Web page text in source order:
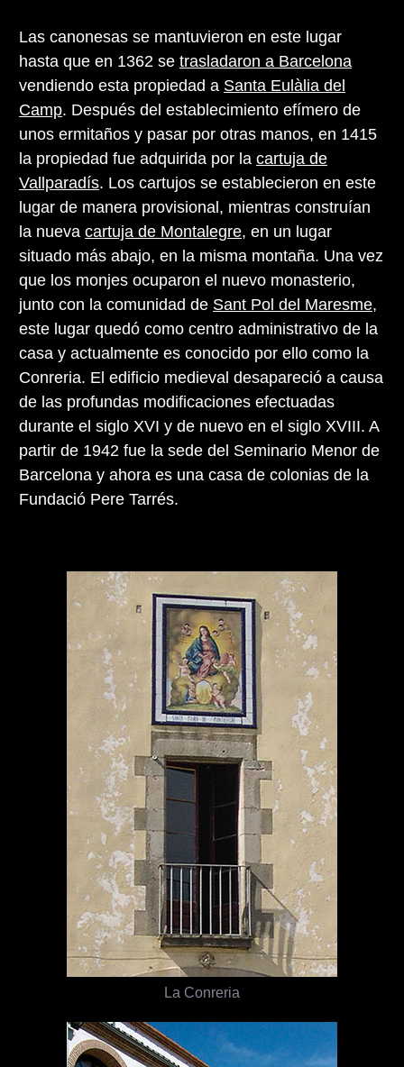
Las canonesas se mantuvieron en este lugar
hasta que en 1362 se trasladaron a Barcelona
vendiendo esta propiedad a Santa Eulàlia del
Camp. Después del establecimiento efímero de
unos ermitaños y pasar por otras manos, en 1415
la propiedad fue adquirida por la cartuja de
Vallparadís. Los cartujos se establecieron en este
lugar de manera provisional, mientras construían
la nueva cartuja de Montalegre, en un lugar
situado más abajo, en la misma montaña. Una vez
que los monjes ocuparon el nuevo monasterio,
junto con la comunidad de Sant Pol del Maresme,
este lugar quedó como centro administrativo de la
casa y actualmente es conocido por ello como la
Conreria. El edificio medieval desapareció a causa
de las profundas modificaciones efectuadas
durante el siglo XVI y de nuevo en el siglo XVIII. A
partir de 1942 fue la sede del Seminario Menor de
Barcelona y ahora es una casa de colonias de la
Fundació Pere Tarrés.
La Conreria